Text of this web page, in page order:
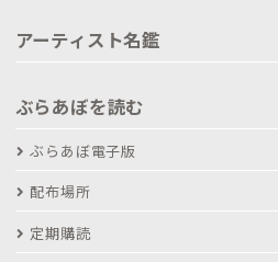
アーティスト名鑑
ぶらあぼを読む
ぶらあぼ電子版
配布場所
定期購読